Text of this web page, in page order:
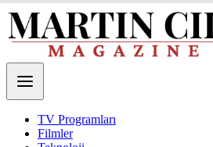
TV Programları
Filmler